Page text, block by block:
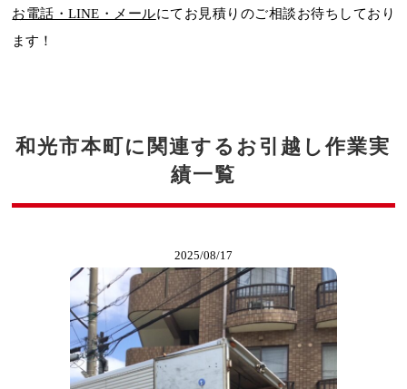
お電話・LINE・メールにてお見積りのご相談お待ちしており
ます！
和光市本町に関連するお引越し作業実
績一覧
2025/08/17